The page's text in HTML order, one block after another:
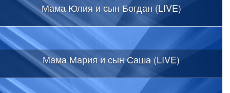
Мама Юлия и сын Богдан (LIVE)
Мама Мария и сын Саша (LIVE)